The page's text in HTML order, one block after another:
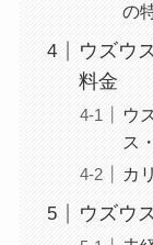
の
ウズウ
料金
ウ
ス
カ
ウズウ